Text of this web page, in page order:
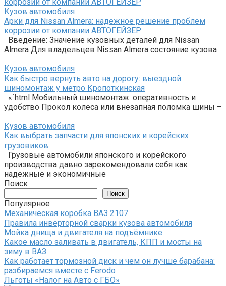
Кузов автомобиля
Арки для Nissan Almera: надежное решение проблем
коррозии от компании АВТОГЕЙЗЕР
Введение: Значение кузовных деталей для Nissan
Almera Для владельцев Nissan Almera состояние кузова
Кузов автомобиля
Как быстро вернуть авто на дорогу: выездной
шиномонтаж у метро Кропоткинская
«`html Мобильный шиномонтаж: оперативность и
удобство Прокол колеса или внезапная поломка шины –
Кузов автомобиля
Как выбрать запчасти для японских и корейских
грузовиков
Грузовые автомобили японского и корейского
производства давно зарекомендовали себя как
надежные и экономичные
Поиск
Поиск
Популярное
Механическая коробка ВАЗ 2107
Правила инверторной сварки кузова автомобиля
Мойка днища и двигателя на подъёмнике
Какое масло заливать в двигатель, КПП и мосты на
зиму в ВАЗ
Как работает тормозной диск и чем он лучше барабана:
разбираемся вместе с Ferodo
Льготы «Налог на Авто с ГБО»